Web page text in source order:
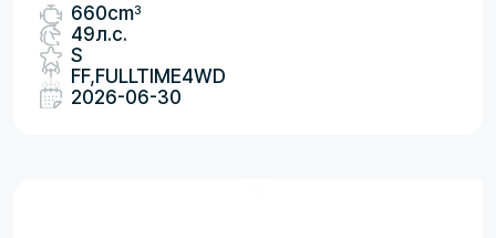
660cm3
49л.с.
S
FF,FULLTIME4WD
2026-06-30